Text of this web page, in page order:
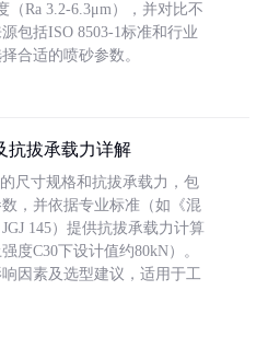
（Ra 3.2-6.3μm），并对比不
包括ISO 8503-1标准和行业
合适的喷砂参数。
抗拔承载力详解
尺寸规格和抗拔承载力，包
，并依据专业标准（如《混
145）提供抗拔承载力计算
度C30下设计值约80kN）。
因素及选型建议，适用于工